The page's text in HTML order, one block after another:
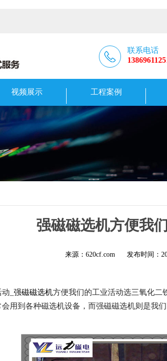
联系电话
视频展示 工程案例
强磁磁选机方便我
来源：620cf.com 发布时间：
_ 强磁磁选机方便我们的工业活动选三氧化二
用到各种磁选机设备，而强磁磁选机则是我